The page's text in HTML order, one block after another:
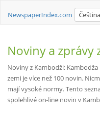
NewspaperIndex.com Čeština
Noviny a zprávy
Noviny z Kambodži:
zemi je více než 100 novin.
mají vysoké normy. Tento
spolehlivé on-line novin v